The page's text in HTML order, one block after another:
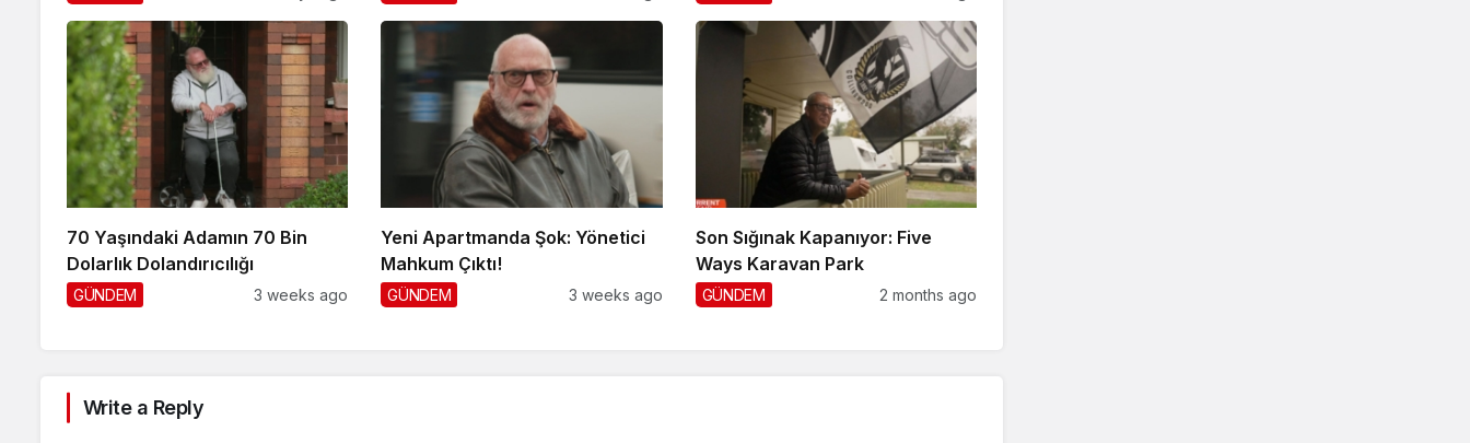
70 Yaşındaki Adamın 70 Bin
Dolarlık Dolandırıcılığı
GÜNDEM 3 weeks ago
Yeni Apartmanda Şok: Yönetici
Mahkum Çıktı!
GÜNDEM 3 weeks ago
Son Sığınak Kapanıyor: Five
Ways Karavan Park
GÜNDEM 2 months ago
Write a Reply